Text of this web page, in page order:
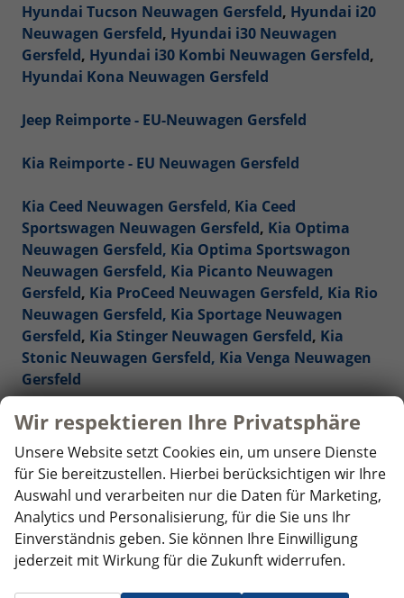
Hyundai Tucson Neuwagen Gersfeld, Hyundai i20
Neuwagen Gersfeld, Hyundai i30 Neuwagen
Gersfeld, Hyundai i30 Kombi Neuwagen Gersfeld,
Hyundai Kona Neuwagen Gersfeld
Jeep Reimporte - EU-Neuwagen Gersfeld
Kia Reimporte - EU Neuwagen Gersfeld
Kia Ceed Neuwagen Gersfeld, Kia Ceed
Sportswagen Neuwagen Gersfeld, Kia Optima
Neuwagen Gersfeld, Kia Optima Sportswagon
Neuwagen Gersfeld, Kia Picanto Neuwagen
Gersfeld, Kia ProCeed Neuwagen Gersfeld, Kia Rio
Neuwagen Gersfeld, Kia Sportage Neuwagen
Gersfeld, Kia Stinger Neuwagen Gersfeld, Kia
Stonic Neuwagen Gersfeld, Kia Venga Neuwagen
Gersfeld
Mercedes-Benz Reimporte - EU-Neuwagen
Gersfeld
Nissan Reimporte - EU Neuwagen Gersfeld
Opel Reimporte - EU Neuwagen Gersfeld
Peugeot Reimporte - EU Neuwagen Gersfeld
Wir respektieren Ihre Privatsphäre
Unsere Website setzt Cookies ein, um unsere Dienste
für Sie bereitzustellen. Hierbei berücksichtigen wir Ihre
Auswahl und verarbeiten nur die Daten für Marketing,
Analytics und Personalisierung, für die Sie uns Ihr
Einverständnis geben. Sie können Ihre Einwilligung
jederzeit mit Wirkung für die Zukunft widerrufen.